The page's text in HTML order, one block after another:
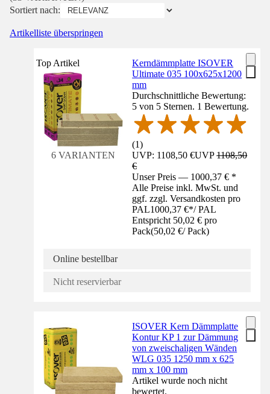
Sortiert nach:
Artikelliste überspringen
Top Artikel
6 VARIANTEN
Kerndämmplatte ISOVER
Ultimate 035 100x625x1200
mm
Durchschnittliche Bewertung:
5 von 5 Sternen. 1 Bewertung.
(1)
UVP: 1108,50 €UVP1108,50
€
Unser Preis — 1000,37 € *
Alle Preise inkl. MwSt. und
ggf. zzgl. Versandkosten pro
PAL1000,37 €*/ PAL
Entspricht 50,02 € pro
Pack(50,02 €/ Pack)
Online bestellbar
Nicht reservierbar
ISOVER Kern Dämmplatte
Kontur KP 1 zur Dämmung
von zweischaligen Wänden
WLG 035 1250 mm x 625
mm x 100 mm
Artikel wurde noch nicht
bewertet.